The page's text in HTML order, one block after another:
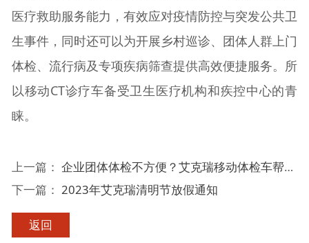
医疗救助服务能力，有效应对疫情防控与突发公共卫
生事件，同时还可以为开展乡村巡诊、团体人群上门
体检、流行病及专项疾病筛查提供高效便捷服务。所
以移动CT诊疗车备受卫生医疗机构和疾控中心的青
睐。
上一篇： 企业团体体检不方便？艾克瑞移动体检车帮您搞定！
下一篇： 2023年艾克瑞清明节放假通知
返回